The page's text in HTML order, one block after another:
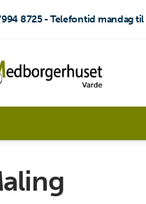
8725 - Telefontid mandag